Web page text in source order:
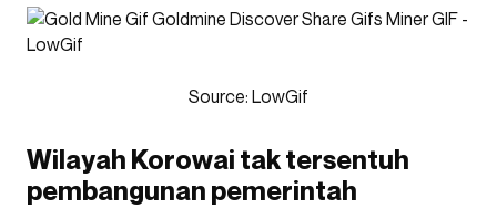
Source: LowGif
Wilayah Korowai tak tersentuh
pembangunan pemerintah